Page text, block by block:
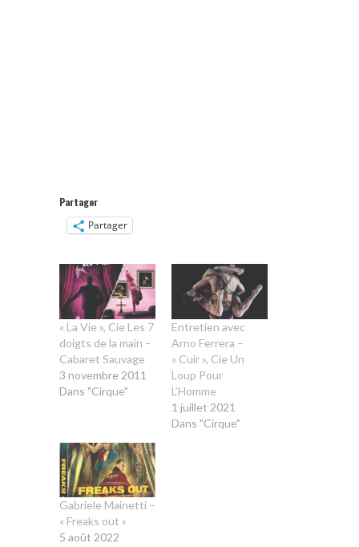
Partager
Partager
« La Vie », Cie Les 7
doigts de la main –
Cabaret Sauvage
3 novembre 2011
Dans "Cirque"
Entretien avec
Arno Ferrera –
« Cuir », Cie Un
Loup Pour
L’Homme
1 juillet 2021
Dans "Cirque"
Gabriele Mainetti –
« Freaks out »
5 août 2022